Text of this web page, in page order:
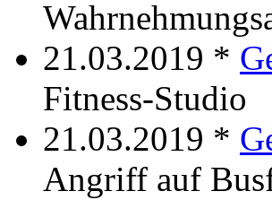
21.03.2019 *
Fitness-Studio
21.03.2019 *
Angriff auf